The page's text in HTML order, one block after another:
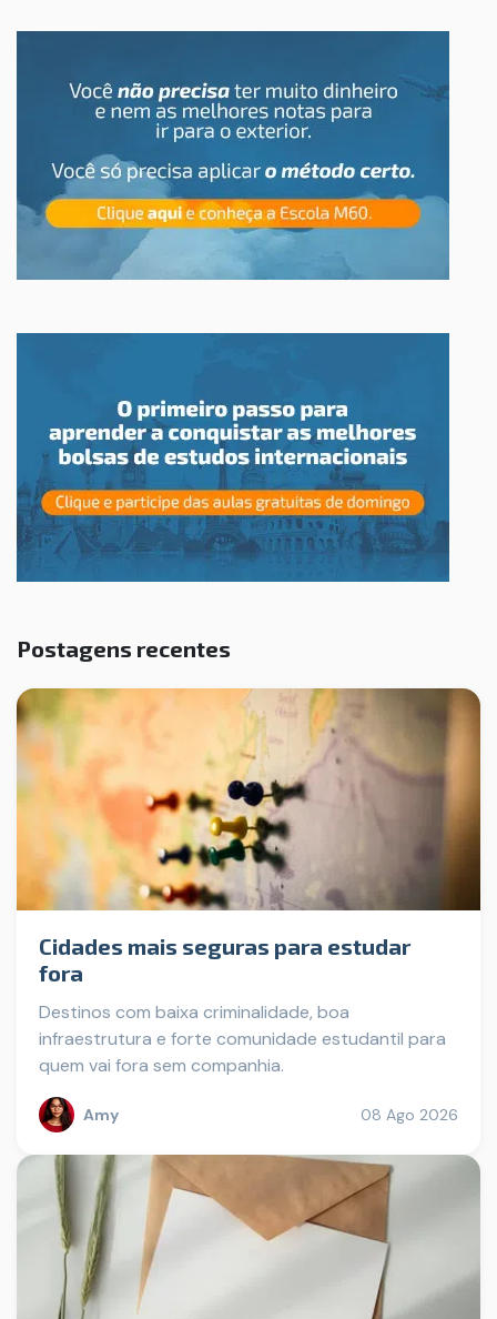
Postagens recentes
Cidades mais seguras para estudar
fora
Destinos com baixa criminalidade, boa
infraestrutura e forte comunidade estudantil para
quem vai fora sem companhia.
Amy 08 Ago 2026